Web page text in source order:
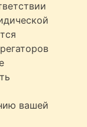
вашей